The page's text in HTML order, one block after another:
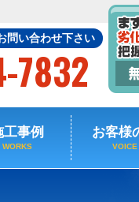
問い合わせ下さい
7832
工事例
WORKS
お客様
VOICE